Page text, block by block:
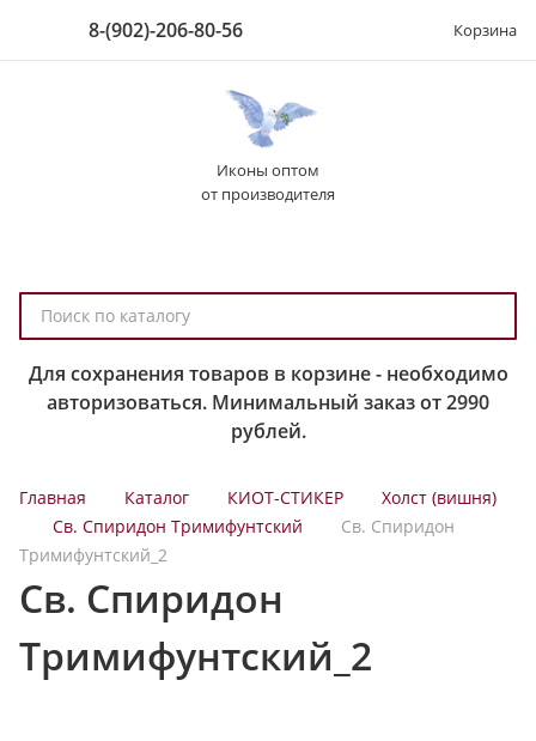
8-(902)-206-80-56 Корзина
Иконы оптом
от производителя
о
к
т
а
о
Для сохранения товаров в корзине - необходимо
авторизоваться. Минимальный заказ от 2990
рублей.
Главная Каталог КИОТ-СТИКЕР
Холст (вишня)
Св. Спиридон Тримифунтский
Св. Спиридон
Тримифунтский_2
Св. Спиридон
Тримифунтский_2